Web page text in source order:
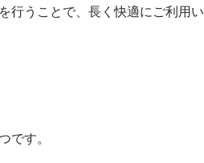
行うことで、長く快適にご利用い
です。